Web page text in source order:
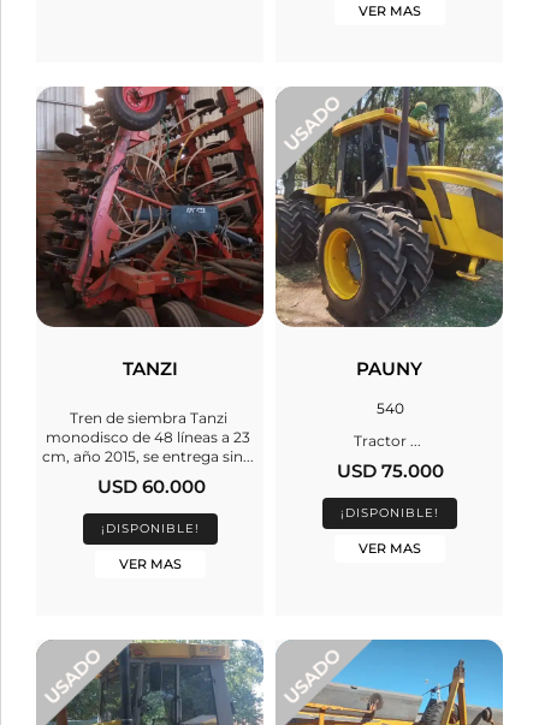
VER MAS
TANZI
Tren de siembra Tanzi
monodisco de 48 líneas a 23
cm, año 2015, se entrega sin...
USD 60.000
¡DISPONIBLE!
VER MAS
PAUNY
540
Tractor ...
USD 75.000
¡DISPONIBLE!
VER MAS